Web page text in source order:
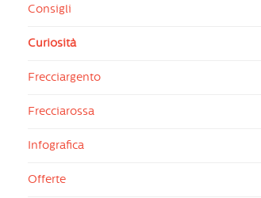
Consigli
Curiosità
Frecciargento
Frecciarossa
Infografica
Offerte